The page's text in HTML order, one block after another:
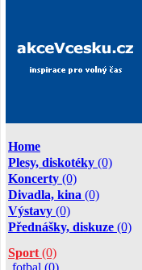
Home
Plesy, diskotéky (0)
Koncerty (0)
Divadla, kina (0)
Výstavy (0)
Přednášky, diskuze (0)
Sport (0)
fotbal (0)